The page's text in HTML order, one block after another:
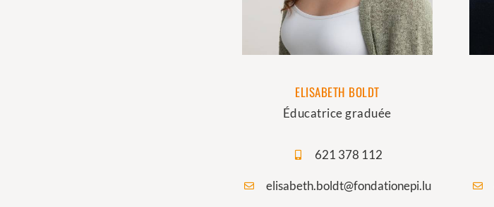
ELISABETH BOLDT
Éducatrice graduée
621 378 112
elisabeth.boldt@fondationepi.lu